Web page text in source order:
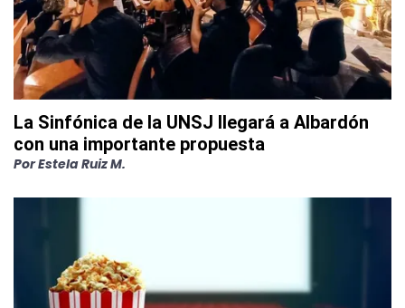
La Sinfónica de la UNSJ llegará a Albardón
con una importante propuesta
PorEstela Ruiz M.